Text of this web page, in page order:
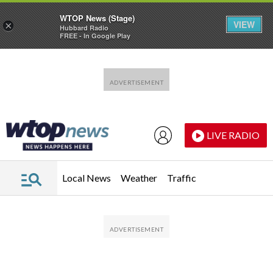
LIVE RADIO
Local News Weather Traffic
×
WTOP News (Stage)
Hubbard Radio
FREE - In Google Play
VIEW